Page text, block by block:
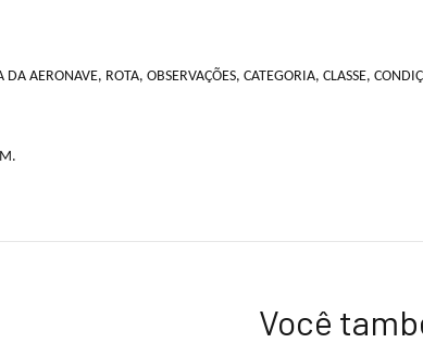
DA AERONAVE, ROTA, OBSERVAÇÕES, CATEGORIA, CLASSE,
Você